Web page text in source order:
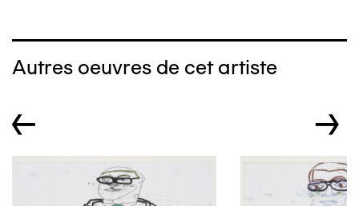
Autres oeuvres de cet artiste
← →